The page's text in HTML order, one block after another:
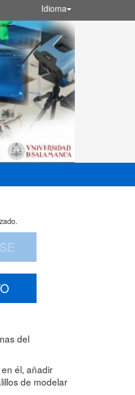
Idioma
del
él, añadir
de modelar